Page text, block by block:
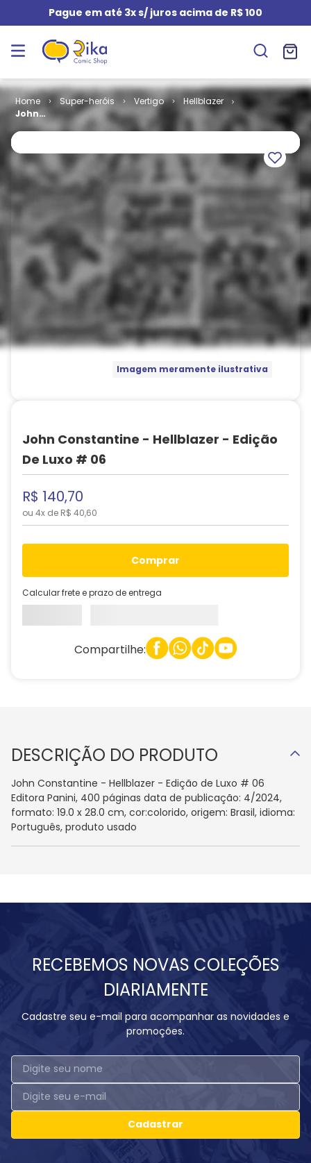
Pague em até 3x s/ juros acima de R$ 100
Super-heróis Vertigo
Hellblazer
John
Constantine -
Edição de Luxo
# 06
Imagem meramente ilustrativa
John Constantine - Hellblazer - Edição
De Luxo # 06
R$ 140,70
ou 4x de R$ 40,60
comprar
Calcular frete e prazo de entrega
Compartilhe:
DESCRIÇÃO DO PRODUTO
John Constantine - Hellblazer - Edição de Luxo # 06
Editora Panini, 400 páginas data de publicação: 4/2024,
formato: 19.0 x 28.0 cm, cor:colorido, origem: Brasil, idioma:
Português, produto usado
RECEBEMOS NOVAS COLEÇÕES
DIARIAMENTE
Cadastre seu e-mail para acompanhar as novidades e
promoções.
Cadastrar